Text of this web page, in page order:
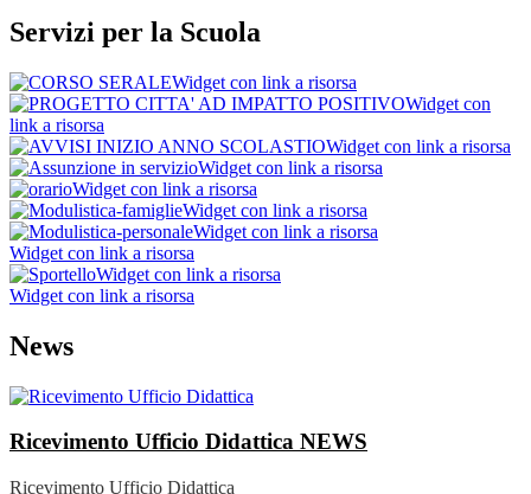
Servizi per la Scuola
Widget con link a risorsa
Widget con
link a risorsa
Widget con link a risorsa
Widget con link a risorsa
Widget con link a risorsa
Widget con link a risorsa
Widget con link a risorsa
Widget con link a risorsa
Widget con link a risorsa
Widget con link a risorsa
News
Ricevimento Ufficio Didattica NEWS
Ricevimento Ufficio Didattica